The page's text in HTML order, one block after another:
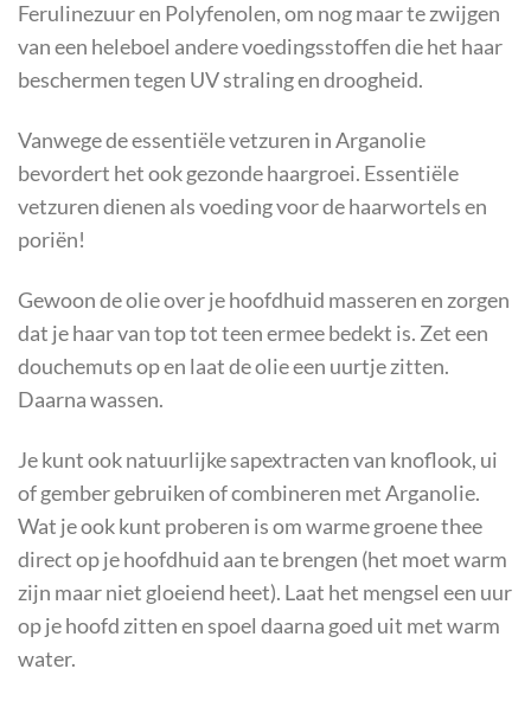
Ferulinezuur en Polyfenolen, om nog maar te zwijgen
van een heleboel andere voedingsstoffen die het haar
beschermen tegen UV straling en droogheid.
Vanwege de essentiële vetzuren in Arganolie
bevordert het ook gezonde haargroei. Essentiële
vetzuren dienen als voeding voor de haarwortels en
poriën!
Gewoon de olie over je hoofdhuid masseren en zorgen
dat je haar van top tot teen ermee bedekt is. Zet een
douchemuts op en laat de olie een uurtje zitten.
Daarna wassen.
Je kunt ook natuurlijke sapextracten van knoflook, ui
of gember gebruiken of combineren met Arganolie.
Wat je ook kunt proberen is om warme groene thee
direct op je hoofdhuid aan te brengen (het moet warm
zijn maar niet gloeiend heet). Laat het mengsel een uur
op je hoofd zitten en spoel daarna goed uit met warm
water.